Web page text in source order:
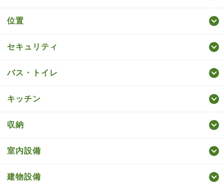
位置
セキュリティ
バス・トイレ
キッチン
収納
室内設備
建物設備